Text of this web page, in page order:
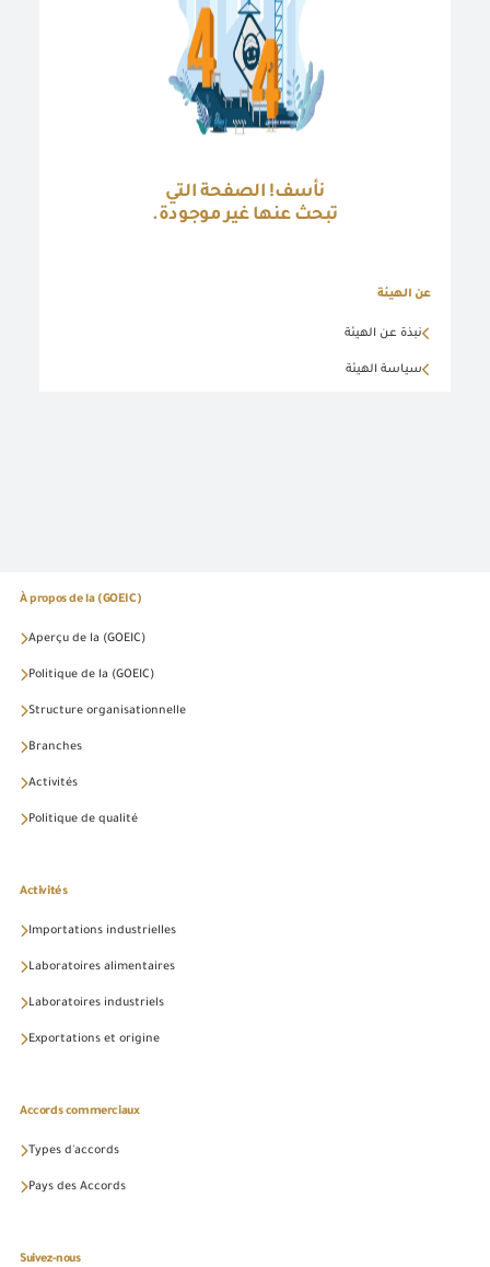
À propos de la (GOEIC)
Aperçu de la (GOEIC)
Politique de la (GOEIC)
Structure organisationnelle
Branches
Activités
Politique de qualité
Activités
Importations industrielles
Laboratoires alimentaires
Laboratoires industriels
Exportations et origine
Accords commerciaux
Types d'accords
Pays des Accords
Suivez-nous